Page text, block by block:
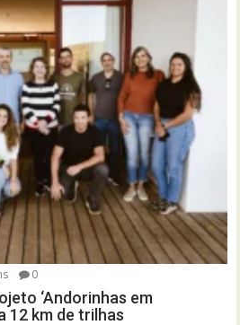
0
‘Andorinhas em
12 km de trilhas